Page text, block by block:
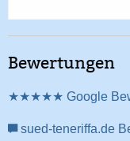
Bewertungen
★★★★★ Google
sued-teneriffa.de